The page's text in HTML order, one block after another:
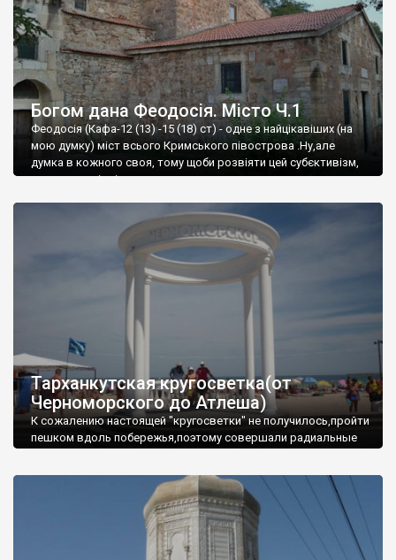
Богом дана Феодосія. Місто Ч.1
Феодосія (Кафа-12 (13) -15 (18) ст) - одне з найцікавіших (на
мою думку) міст всього Кримського півострова .Ну,але
думка в кожного своя, тому щоби розвіяти цей субєктивізм,
запрошую відвідати це
Тарханкутская кругосветка(от
Черноморского до Атлеша)
К сожалению настоящей "кругосветки" не получилось,пройти
пешком вдоль побережья,поэтому совершали радиальные